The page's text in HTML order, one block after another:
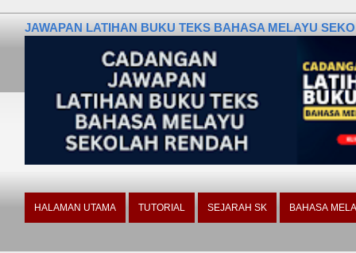
JAWAPAN LATIHAN BUKU TEKS BAHASA MELAYU
HALAMAN UTAMA TUTORIAL SEJARAH SK BAHASA